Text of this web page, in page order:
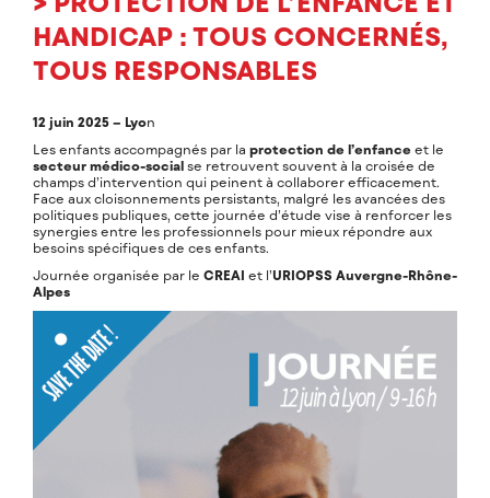
HANDICAP : TOUS CONCERNÉS,
TOUS RESPONSABLES
12 juin 2025 – Lyon
Les enfants accompagnés par la protection de l’enfance et le
secteur médico-social se retrouvent souvent à la croisée de
champs d’intervention qui peinent à collaborer efficacement.
Face aux cloisonnements persistants, malgré les avancées des
politiques publiques, cette journée d’étude vise à renforcer les
synergies entre les professionnels pour mieux répondre aux
besoins spécifiques de ces enfants.
Journée organisée par le CREAI et l’URIOPSS Auvergne-Rhône-
Alpes